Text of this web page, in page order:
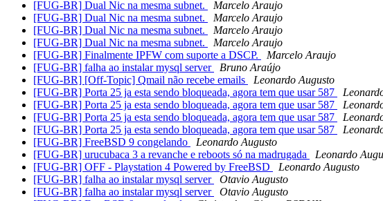
[FUG-BR] Dual Nic na mesma subnet.
Marcelo Araujo
[FUG-BR] Dual Nic na mesma subnet.
Marcelo Araujo
[FUG-BR] Dual Nic na mesma subnet.
Marcelo Araujo
[FUG-BR] Dual Nic na mesma subnet.
Marcelo Araujo
[FUG-BR] Finalmente IPFW com suporte a DSCP.
Marcelo Araujo
[FUG-BR] falha ao instalar mysql server
Bruno Araújo
[FUG-BR] [Off-Topic] Qmail não recebe emails
Leonardo Augusto
[FUG-BR] Porta 25 ja esta sendo bloqueada, agora tem que usar 587
[FUG-BR] Porta 25 ja esta sendo bloqueada, agora tem que usar 587
[FUG-BR] Porta 25 ja esta sendo bloqueada, agora tem que usar 587
[FUG-BR] Porta 25 ja esta sendo bloqueada, agora tem que usar 587
[FUG-BR] FreeBSD 9 congelando
Leonardo Augusto
[FUG-BR] urucubaca 3 a revanche e reboots só na madrugada
Leonardo
[FUG-BR] OFF - Playstation 4 Powered by FreeBSD
Leonardo Augusto
[FUG-BR] falha ao instalar mysql server
Otavio Augusto
[FUG-BR] falha ao instalar mysql server
Otavio Augusto